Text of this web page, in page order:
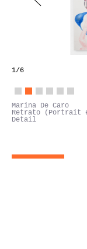
1/6
Marina De Caro
Retrato (Portrait
Detail